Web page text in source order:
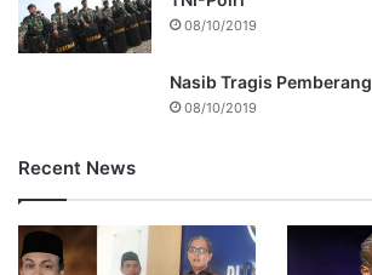
08/10/2019
Nasib Tragis
08/10/2019
Recent News